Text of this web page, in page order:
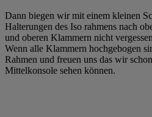
Dann biegen wir mit einem kleinen
Halterungen des Iso rahmens nach
und oberen Klammern nicht
Wenn alle Klammern hochgebogen
Rahmen und freuen uns das wir
Mittelkonsole sehen können.